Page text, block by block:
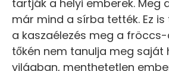
tartják a helyi emberek. Meg
már mind a sírba tették. Ez
a kaszaélezés meg a fröccs-
tőkén nem tanulja meg saját
világban, menthetetlen